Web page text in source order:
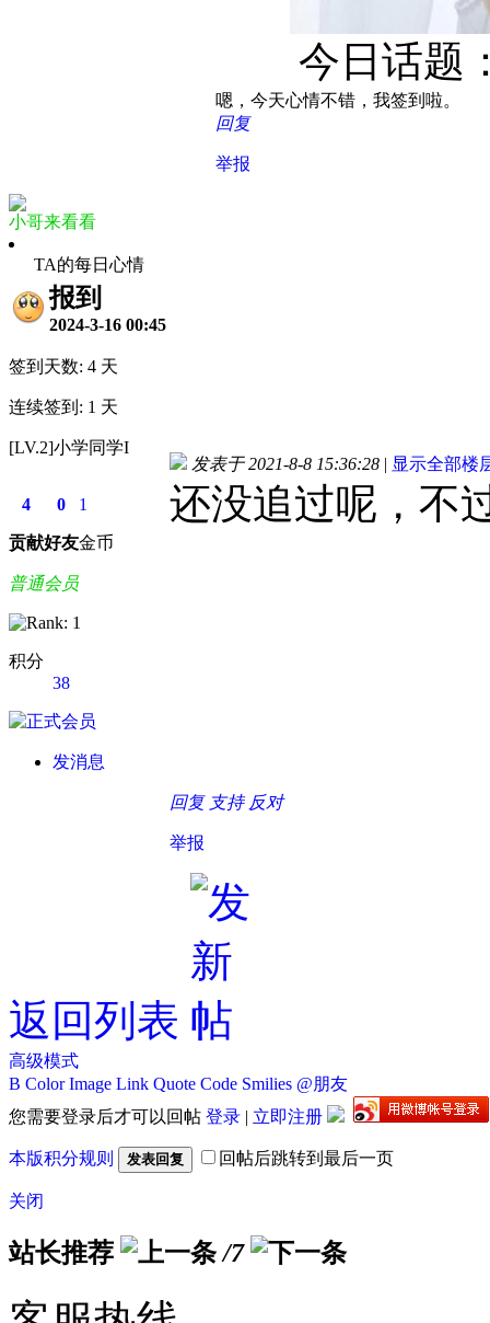
今日话题：
嗯，今天心情不错，我签到啦。
回复
举报
小哥来看看
TA的每日心情
报到
2024-3-16 00:45
签到天数: 4 天
连续签到: 1 天
[LV.2]小学同学I
4
贡献
0
好友
1
金币
普通会员
积分
38
发消息
发表于 2021-8-8 15:36:28 | 显示全部楼
还没追过呢，不
回复 支持 反对
举报
返回列表
高级模式
B Color Image Link Quote Code Smilies @朋友
您需要登录后才可以回帖 登录 | 立即注册
本版积分规则 发表回复 回帖后跳转到最后一页
关闭
站长推荐 /7